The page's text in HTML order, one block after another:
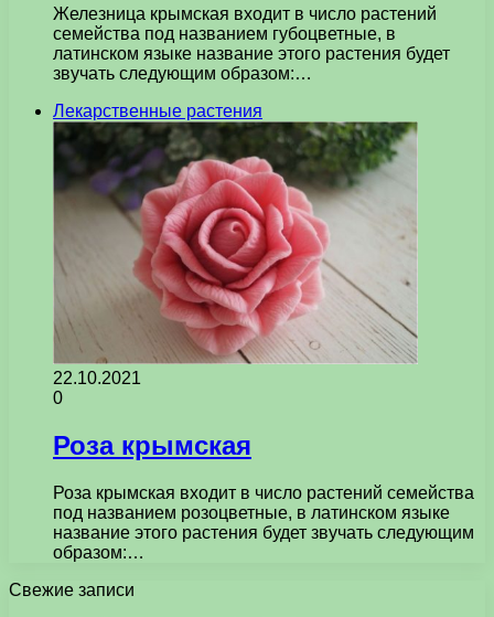
Железница крымская входит в число растений
семейства под названием губоцветные, в
латинском языке название этого растения будет
звучать следующим образом:…
Лекарственные растения
22.10.2021
0
Роза крымская
Роза крымская входит в число растений семейства
под названием розоцветные, в латинском языке
название этого растения будет звучать следующим
образом:…
Свежие записи